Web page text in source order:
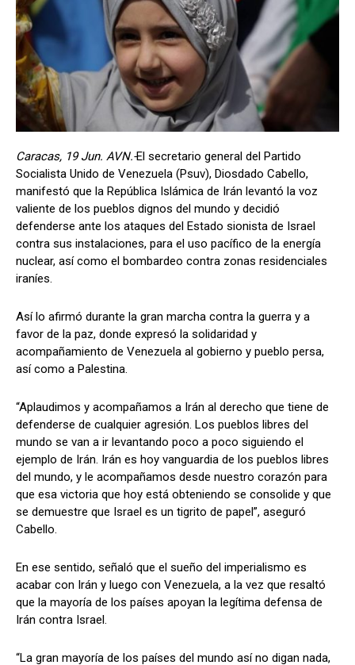
Caracas, 19 Jun. AVN.-El secretario general del Partido
Socialista Unido de Venezuela (Psuv), Diosdado Cabello,
manifestó que la República Islámica de Irán levantó la voz
valiente de los pueblos dignos del mundo y decidió
defenderse ante los ataques del Estado sionista de Israel
contra sus instalaciones, para el uso pacífico de la energía
nuclear, así como el bombardeo contra zonas residenciales
iraníes.
Así lo afirmó durante la gran marcha contra la guerra y a
favor de la paz, donde expresó la solidaridad y
acompañamiento de Venezuela al gobierno y pueblo persa,
así como a Palestina.
“Aplaudimos y acompañamos a Irán al derecho que tiene de
defenderse de cualquier agresión. Los pueblos libres del
mundo se van a ir levantando poco a poco siguiendo el
ejemplo de Irán. Irán es hoy vanguardia de los pueblos libres
del mundo, y le acompañamos desde nuestro corazón para
que esa victoria que hoy está obteniendo se consolide y que
se demuestre que Israel es un tigrito de papel”, aseguró
Cabello.
En ese sentido, señaló que el sueño del imperialismo es
acabar con Irán y luego con Venezuela, a la vez que resaltó
que la mayoría de los países apoyan la legítima defensa de
Irán contra Israel.
“La gran mayoría de los países del mundo así no digan nada,